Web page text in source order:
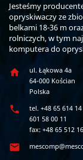
Jesteśmy
opryskiwaczy ze
belkami 18-36 m
rolniczych, w tym
komputera do

ul. Łąkowa 4a
64-000 Kościan
Polska

tel. +48 65 614
601 58 00 11
fax: +48 65 512
